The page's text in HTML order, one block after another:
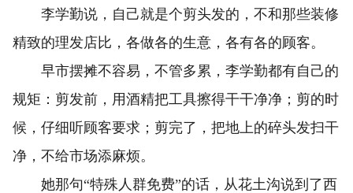
李学勤说，自己就是个剪头发的，不和那些装修
精致的理发店比，各做各的生意，各有各的顾客。
早市摆摊不容易，不管多累，李学勤都有自己的
规矩：剪发前，用酒精把工具擦得干干净净；剪的时
候，仔细听顾客要求；剪完了，把地上的碎头发扫干
净，不给市场添麻烦。
她那句“特殊人群免费”的话，从花土沟说到了西